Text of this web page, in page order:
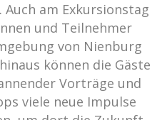
am Exkursionstag
und Teilnehmer
von Nienburg
können die Gäste
Vorträge und
viele neue Impulse